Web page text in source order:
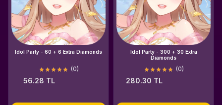
Idol Party - 60 + 6 Extra Diamonds
(0)
56.28 TL
Idol Party - 300 + 30 Extra
Diamonds
(0)
280.30 TL